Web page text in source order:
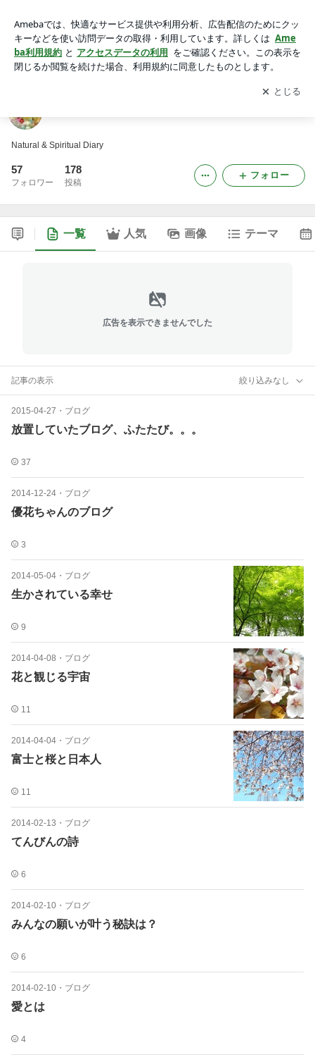
アプリをダウンロードして ブログの更新通知
を受け取りまし
ょう。
開く
Natural & Spiritual Diary
57
フォロワー
178
投稿
フォロー
一覧 人気 画像 テーマ
広告を表示できませんでした
記事の表示 絞り込みなし
2015-04-27 ・ ブログ
放置していたブログ、ふたたび。。。
37
2014-12-24 ・ ブログ
優花ちゃんのブログ
3
2014-05-04 ・ ブログ
生かされている幸せ
9
2014-04-08 ・ ブログ
花と観じる宇宙
11
2014-04-04 ・ ブログ
富士と桜と日本人
11
2014-02-13 ・ ブログ
てんびんの詩
6
2014-02-10 ・ ブログ
みんなの願いが叶う秘訣は？
6
2014-02-10 ・ ブログ
愛とは
4